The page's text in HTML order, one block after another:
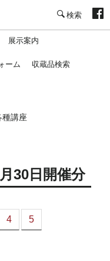
展示案内
ーム 収蔵品検索
種講座
30日開催分
4 5